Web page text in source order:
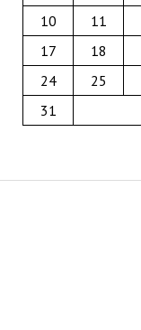
10
11
17
18
24
25
31